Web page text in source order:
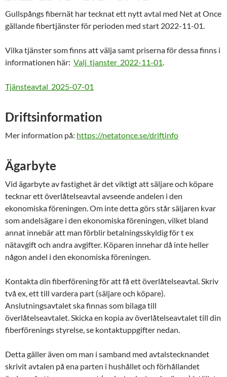
Gullspångs fibernät har tecknat ett nytt avtal med Net at Once
gällande fibertjänster för perioden med start 2022-11-01.
Vilka tjänster som finns att välja samt priserna för dessa finns i
informationen här: Valj_tjanster_2022-11-01.
Tjänsteavtal_2025-07-01
Driftsinformation
Mer information på: https://netatonce.se/driftinfo
Ägarbyte
Vid ägarbyte av fastighet är det viktigt att säljare och köpare
tecknar ett överlåtelseavtal avseende andelen i den
ekonomiska föreningen. Om inte detta görs står säljaren kvar
som andelsägare i den ekonomiska föreningen, vilket bland
annat innebär att man förblir betalningsskyldig för t ex
nätavgift och andra avgifter. Köparen innehar då inte heller
någon andel i den ekonomiska föreningen.
Kontakta din fiberförening för att få ett överlåtelseavtal. Skriv
två ex, ett till vardera part (säljare och köpare).
Anslutningsavtalet ska finnas som bilaga till
överlåtelseavtalet. Skicka en kopia av överlåtelseavtalet till din
fiberförenings styrelse, se kontaktuppgifter nedan.
Detta gäller även om man i samband med avtalstecknandet
skrivit avtalen på ena parten i hushållet och förhållandet